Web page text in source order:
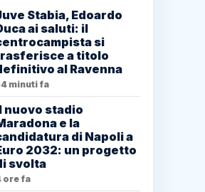
Stabia, Edoardo
ai saluti: il
si
a titolo
al Ravenna
minuti fa
nuovo stadio
e la
di Napoli a
2032: un progetto
svolta
ore fa